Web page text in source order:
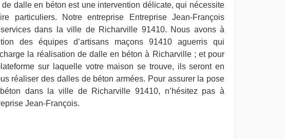
de dalle en béton est une intervention délicate, qui nécessite
particuliers. Notre entreprise Entreprise Jean-François
dans la ville de Richarville 91410. Nous avons à
des équipes d’artisans maçons 91410 aguerris qui
la réalisation de dalle en béton à Richarville ; et pour
sur laquelle votre maison se trouve, ils seront en
réaliser des dalles de béton armées. Pour assurer la pose
dans la ville de Richarville 91410, n’hésitez pas à
Jean-François.